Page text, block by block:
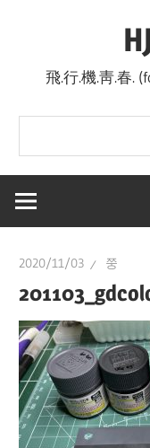
飛.行.機.靑.春.
2020/11/03 쭝